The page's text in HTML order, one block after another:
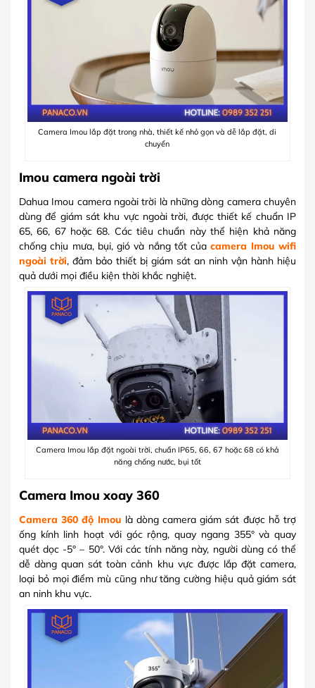
Camera Imou lắp đặt trong nhà, thiết kế nhỏ gọn và dễ lắp đặt, di
chuyển
Imou camera ngoài trời
Dahua Imou camera ngoài trời là những dòng camera chuyên
dùng để giám sát khu vực ngoài trời, được thiết kế chuẩn IP
65, 66, 67 hoặc 68. Các tiêu chuẩn này thể hiện khả năng
chống chịu mưa, bụi, gió và nắng tốt củacamera Imou wifi
ngoài trời, đảm bảo thiết bị giám sát an ninh vận hành hiệu
quả dưới mọi điều kiện thời khắc nghiệt.
Camera Imou lắp đặt ngoài trời, chuẩn IP65, 66, 67 hoặc 68 có khả
năng chống nước, bụi tốt
Camera Imou xoay 360
Camera 360 độ Imou là dòng camera giám sát được hỗ trợ
ống kính linh hoạt với góc rộng, quay ngang 355° và quay
quét dọc -5° – 50°. Với các tính năng này, người dùng có thể
dễ dàng quan sát toàn cảnh khu vực được lắp đặt camera,
loại bỏ mọi điểm mù cũng như tăng cường hiệu quả giám sát
an ninh khu vực.